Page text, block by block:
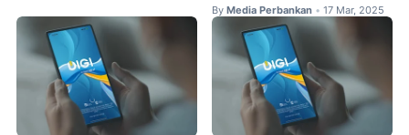
By Media Perbankan • 17 Mar, 2025